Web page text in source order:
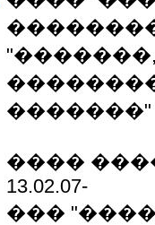
�������"
����
13.02.07-
���